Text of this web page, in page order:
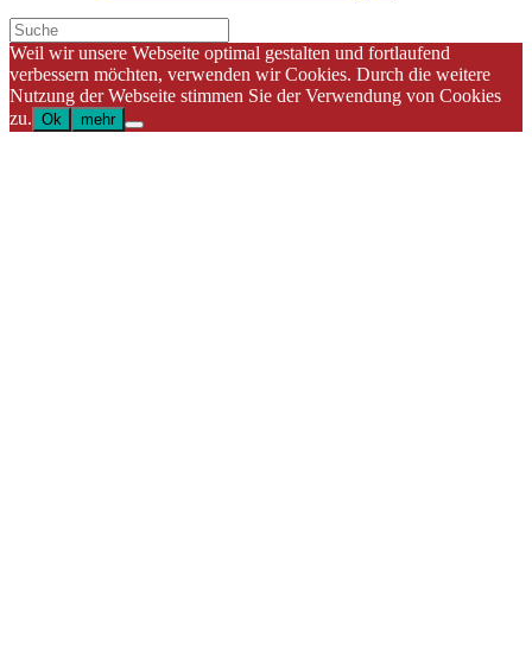
Weil wir unsere Webseite optimal gestalten und fortlaufend
verbessern möchten, verwenden wir Cookies. Durch die weitere
Nutzung der Webseite stimmen Sie der Verwendung von Cookies
zu. Ok mehr